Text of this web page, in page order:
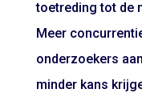
toetreding tot de
Meer
onderzoekers
minder kans